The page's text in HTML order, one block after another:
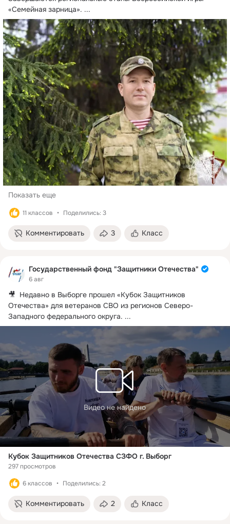
«Семейная зарница». ...
Показать еще
11 классов Поделились: 3
Комментировать 3 Класс
Государственный фонд "Защитники Отечества"
6 авг
🎥  Недавно в Выборге прошел «Кубок Защитников
Отечества» для ветеранов СВО из регионов Северо-
Западного федерального округа. ...
Видео не найдено
Кубок Защитников Отечества СЗФО г. Выборг
297 просмотров
6 классов Поделились: 2
Комментировать 2 Класс